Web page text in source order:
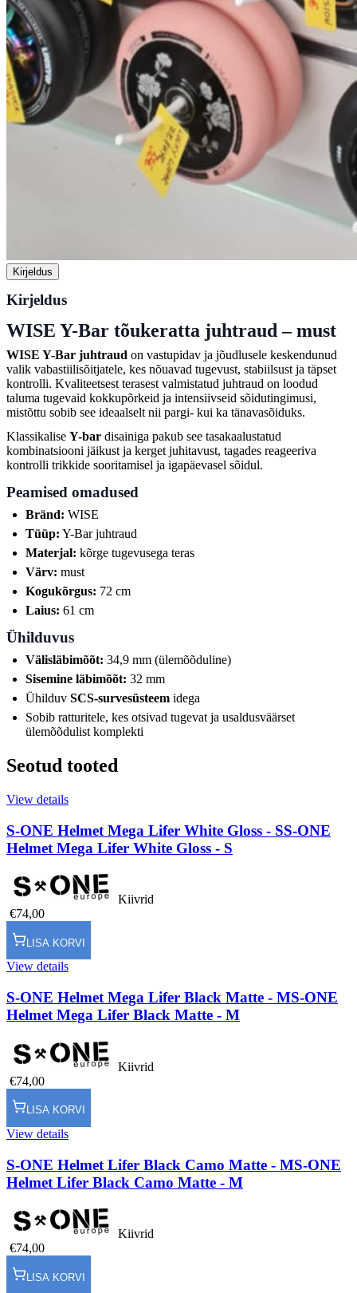
Kirjeldus
Kirjeldus
WISE Y-Bar tõukeratta juhtraud – must
WISE Y-Bar juhtraud on vastupidav ja jõudlusele keskendunud
valik vabastiilisõitjatele, kes nõuavad tugevust, stabiilsust ja täpset
kontrolli. Kvaliteetsest terasest valmistatud juhtraud on loodud
taluma tugevaid kokkupõrkeid ja intensiivseid sõidutingimusi,
mistõttu sobib see ideaalselt nii pargi- kui ka tänavasõiduks.
Klassikalise Y-bar disainiga pakub see tasakaalustatud
kombinatsiooni jäikust ja kerget juhitavust, tagades reageeriva
kontrolli trikkide sooritamisel ja igapäevasel sõidul.
Peamised omadused
Bränd: WISE
Tüüp: Y-Bar juhtraud
Materjal: kõrge tugevusega teras
Värv: must
Kogukõrgus: 72 cm
Laius: 61 cm
Ühilduvus
Välisläbimõõt: 34,9 mm (ülemõõduline)
Sisemine läbimõõt: 32 mm
Ühilduv SCS-survesüsteem idega
Sobib ratturitele, kes otsivad tugevat ja usaldusväärset
ülemõõdulist komplekti
Seotud tooted
View details
S-ONE Helmet Mega Lifer White Gloss - SS-ONE
Helmet Mega Lifer White Gloss - S
Kiivrid
€74,00
LISA KORVI
View details
S-ONE Helmet Mega Lifer Black Matte - MS-ONE
Helmet Mega Lifer Black Matte - M
Kiivrid
€74,00
LISA KORVI
View details
S-ONE Helmet Lifer Black Camo Matte - MS-ONE
Helmet Lifer Black Camo Matte - M
Kiivrid
€74,00
LISA KORVI